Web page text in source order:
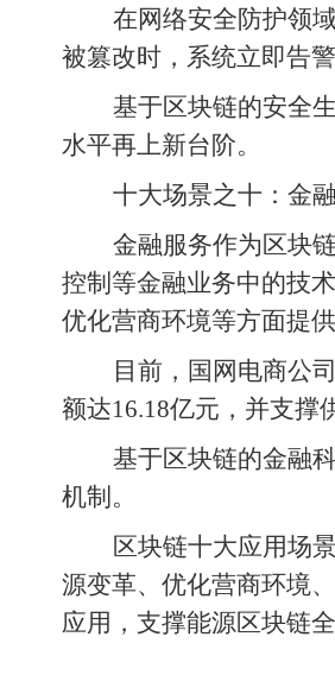
在网络安全防护领
被篡改时，系统立即告
基于区块链的安全
水平再上新台阶。
十大场景之十：金
金融服务作为区块
控制等金融业务中的技
优化营商环境等方面提
目前，国网电商公
额达16.18亿元，并支撑
基于区块链的金融
机制。
区块链十大应用场
源变革、优化营商环境
应用，支撑能源区块链